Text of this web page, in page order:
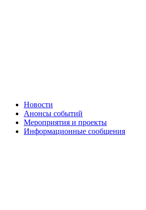
Новости
Анонсы событий
Мероприятия и проекты
Информационные сообщения